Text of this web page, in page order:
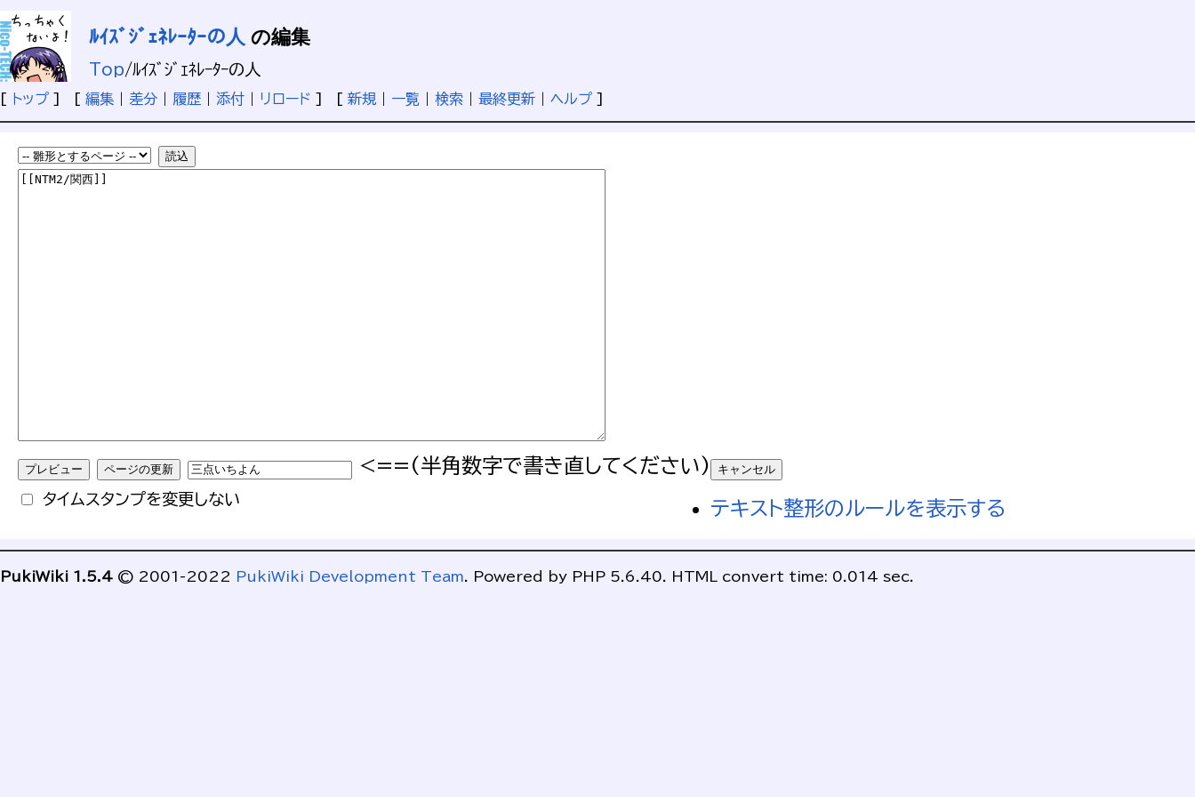
ﾙｲｽﾞｼﾞｪﾈﾚｰﾀｰの人 の編集
Top/ﾙｲｽﾞｼﾞｪﾈﾚｰﾀｰの人
[ トップ ] [ 編集 差分 履歴 添付 リロード ] [ 新規 一覧 検索 最終更新 ヘルプ ]
<==(半角数字で書き直してください)
タイムスタンプを変更しない テキスト整形のルールを表示する
PukiWiki 1.5.4 © 2001-2022 PukiWiki Development Team. Powered by PHP 5.6.40. HTML convert time: 0.014 sec.